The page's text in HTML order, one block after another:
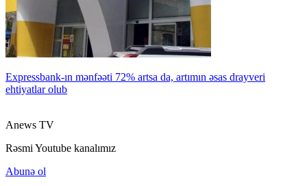
Expressbank-ın mənfəəti 72% artsa da, artımın əsas drayveri
ehtiyatlar olub
Anews TV
Rəsmi Youtube kanalımız
Abunə ol